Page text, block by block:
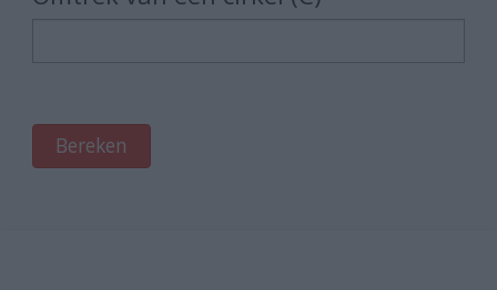
Bereken